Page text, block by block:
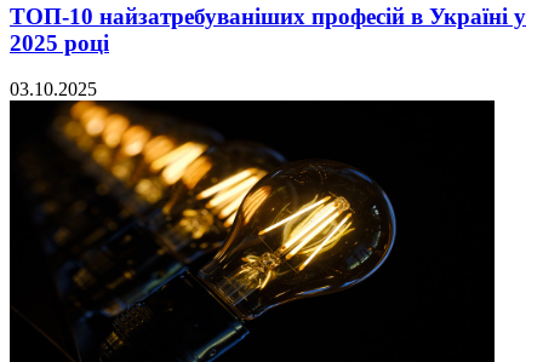
ТОП-10 найзатребуваніших професій в Україні у
2025 році
03.10.2025